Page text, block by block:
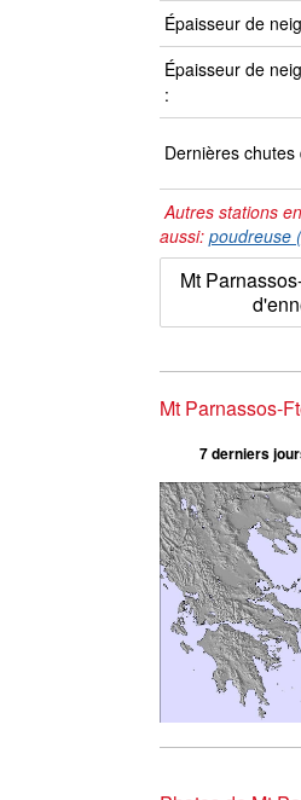
Épaisseur de
Épaisseur de
:
Dernières chutes
Autres stations en
aussi: poudreuse
Mt
Mt Parnassos-
7 derniers